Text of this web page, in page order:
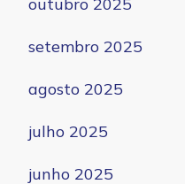
setembro 2025
agosto 2025
julho 2025
junho 2025